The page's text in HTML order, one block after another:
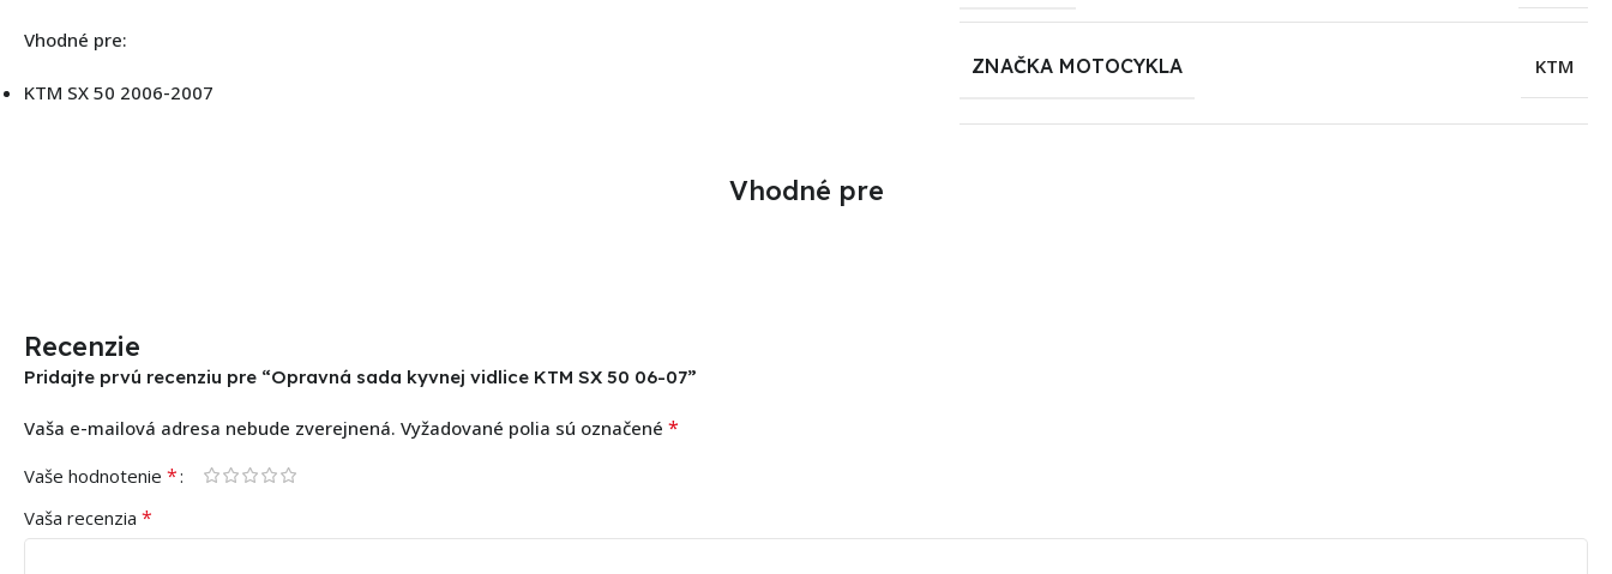
Vhodné pre:
KTM SX 50 2006-2007
ZNAČKA MOTOCYKLA KTM
Vhodné pre
Recenzie
Pridajte prvú recenziu pre “Opravná sada kyvnej vidlice KTM SX 50 06-07”
Vaša e-mailová adresa nebude zverejnená. Vyžadované polia sú označené *
Vaše hodnotenie *
Vaša recenzia *